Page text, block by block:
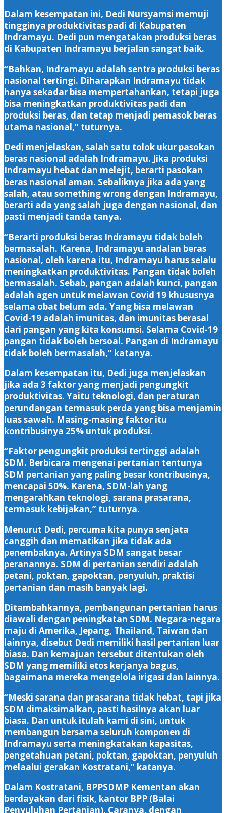
Dalam kesempatan ini, Dedi Nursyamsi memuji
tingginya produktivitas padi di Kabupaten
Indramayu. Dedi pun mengatakan produksi beras
di Kabupaten Indramayu berjalan sangat baik.
“Bahkan, Indramayu adalah sentra produksi beras
nasional tertingi. Diharapkan Indramayu tidak
hanya sekadar bisa mempertahankan, tetapi juga
bisa meningkatkan produktivitas padi dan
produksi beras, dan tetap menjadi pemasok beras
utama nasional,” tuturnya.
Dedi menjelaskan, salah satu tolok ukur pasokan
beras nasional adalah Indramayu. Jika produksi
Indramayu hebat dan melejit, berarti pasokan
beras nasional aman. Sebaliknya jika ada yang
salah, atau something wrong dengan Indramayu,
berarti ada yang salah juga dengan nasional, dan
pasti menjadi tanda tanya.
“Berarti produksi beras Indramayu tidak boleh
bermasalah. Karena, Indramayu andalan beras
nasional, oleh karena itu, Indramayu harus selalu
meningkatkan produktivitas. Pangan tidak boleh
bermasalah. Sebab, pangan adalah kunci, pangan
adalah agen untuk melawan Covid 19 khususnya
selama obat belum ada. Yang bisa melawan
Covid-19 adalah imunitas, dan imunitas berasal
dari pangan yang kita konsumsi. Selama Covid-19
pangan tidak boleh bersoal. Pangan di Indramayu
tidak boleh bermasalah,” katanya.
Dalam kesempatan itu, Dedi juga menjelaskan
jika ada 3 faktor yang menjadi pengungkit
produktivitas. Yaitu teknologi, dan peraturan
perundangan termasuk perda yang bisa menjamin
luas sawah. Masing-masing faktor itu
kontribusinya 25% untuk produksi.
“Faktor pengungkit produksi tertinggi adalah
SDM. Berbicara mengenai pertanian tentunya
SDM pertanian yang paling besar kontribusinya,
mencapai 50%. Karena, SDM-lah yang
mengarahkan teknologi, sarana prasarana,
termasuk kebijakan,” tuturnya.
Menurut Dedi, percuma kita punya senjata
canggih dan mematikan jika tidak ada
penembaknya. Artinya SDM sangat besar
peranannya. SDM di pertanian sendiri adalah
petani, poktan, gapoktan, penyuluh, praktisi
pertanian dan masih banyak lagi.
Ditambahkannya, pembangunan pertanian harus
diawali dengan peningkatan SDM. Negara-negara
maju di Amerika, Jepang, Thailand, Taiwan dan
lainnya, disebut Dedi memiliki hasil pertanian luar
biasa. Dan kemajuan tersebut ditentukan oleh
SDM yang memiliki etos kerjanya bagus,
bagaimana mereka mengelola irigasi dan lainnya.
“Meski sarana dan prasarana tidak hebat, tapi jika
SDM dimaksimalkan, pasti hasilnya akan luar
biasa. Dan untuk itulah kami di sini, untuk
membangun bersama seluruh komponen di
Indramayu serta meningkatakan kapasitas,
pengetahuan petani, poktan, gapoktan, penyuluh
melaalui gerakan Kostratani,” katanya.
Dalam Kostratani, BPPSDMP Kementan akan
berdayakan dari fisik, kantor BPP (Balai
Penyuluhan Pertanian). Caranya, dengan